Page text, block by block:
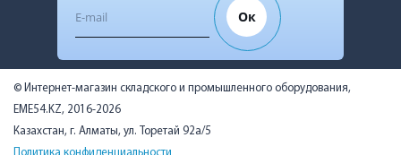
Ок
© Интернет-магазин складского и промышленного оборудования,
EME54.KZ, 2016-2026
Казахстан, г. Алматы, ул. Торетай 92а/5
Политика конфиденциальности